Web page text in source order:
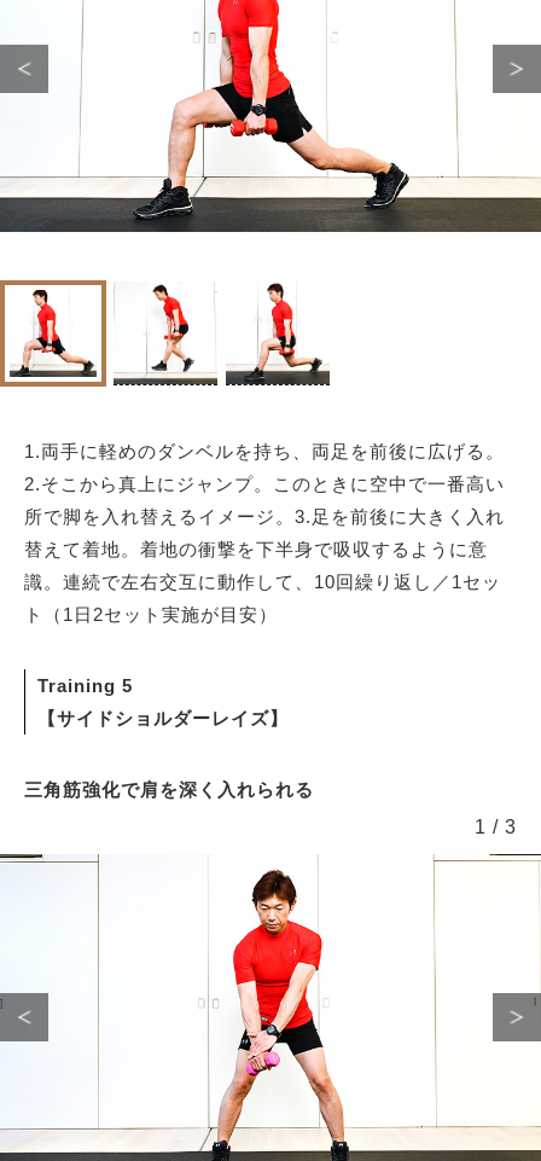
1.両手に軽めのダンベルを持ち、両足を前後に広げる。
2.そこから真上にジャンプ。このときに空中で一番高い
所で脚を入れ替えるイメージ。3.足を前後に大きく入れ
替えて着地。着地の衝撃を下半身で吸収するように意
識。連続で左右交互に動作して、10回繰り返し／1セッ
ト（1日2セット実施が目安）
Training 5
【サイドショルダーレイズ】
三角筋強化で肩を深く入れられる
1 / 3